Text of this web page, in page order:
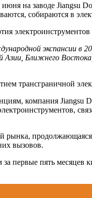
на заводе Jiangsu
собираются в
экспансии в
Ближнего
трансграничной
компания Jiangsu
продолжающаяся
вызовов.
за первые пять